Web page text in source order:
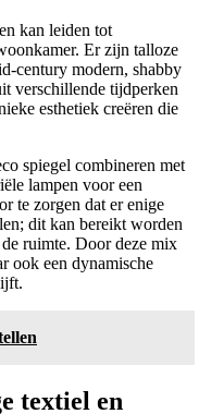
kan leiden tot
Er zijn talloze
century modern, shabby
verschillende tijdperken
esthetiek creëren die
spiegel combineren met
lampen voor een
te zorgen dat er enige
dit kan bereikt worden
ruimte. Door deze mix
ook een dynamische
textiel en